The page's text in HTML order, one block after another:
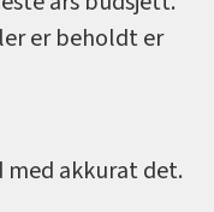
er beholdt er
med akkurat det.